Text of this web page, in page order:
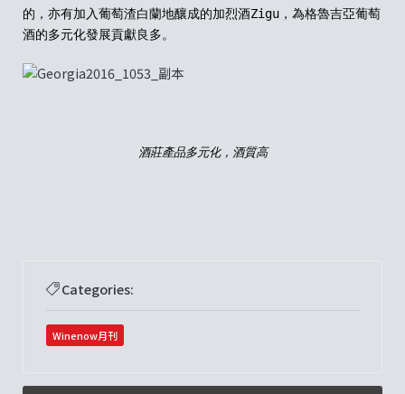
的，亦有加入葡萄渣白蘭地釀成的加烈酒Zigu ，為格魯吉亞葡萄
酒的多元化發展貢獻良多。
酒莊產品多元化，酒質高
Categories:
Winenow月刊